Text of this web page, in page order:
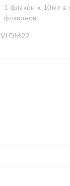
1 флакон х 10мл в
флаконов
VLDM22